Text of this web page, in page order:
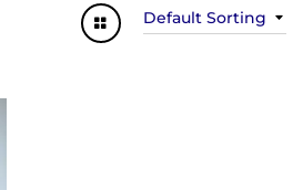
Default Sorting